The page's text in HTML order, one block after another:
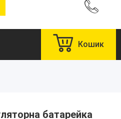
Кошик
батарейка